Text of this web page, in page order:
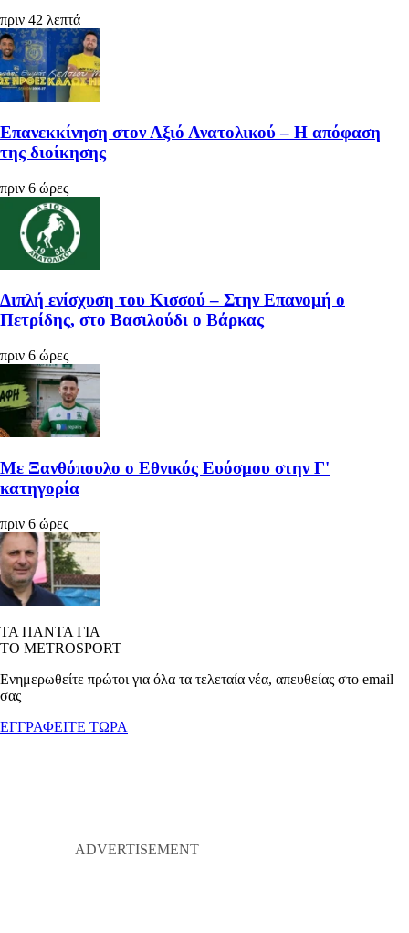
πριν 42 λεπτά
Επανεκκίνηση στον Αξιό Ανατολικού – Η απόφαση
της διοίκησης
πριν 6 ώρες
Διπλή ενίσχυση του Κισσού – Στην Επανομή ο
Πετρίδης, στο Βασιλούδι ο Βάρκας
πριν 6 ώρες
Με Ξανθόπουλο ο Εθνικός Ευόσμου στην Γ'
κατηγορία
πριν 6 ώρες
ΤΑ ΠΑΝΤΑ ΓΙΑ
ΤΟ METROSPORT
Ενημερωθείτε πρώτοι για όλα τα τελεταία νέα, απευθείας στο email
σας
ΕΓΓΡΑΦΕΙΤΕ ΤΩΡΑ